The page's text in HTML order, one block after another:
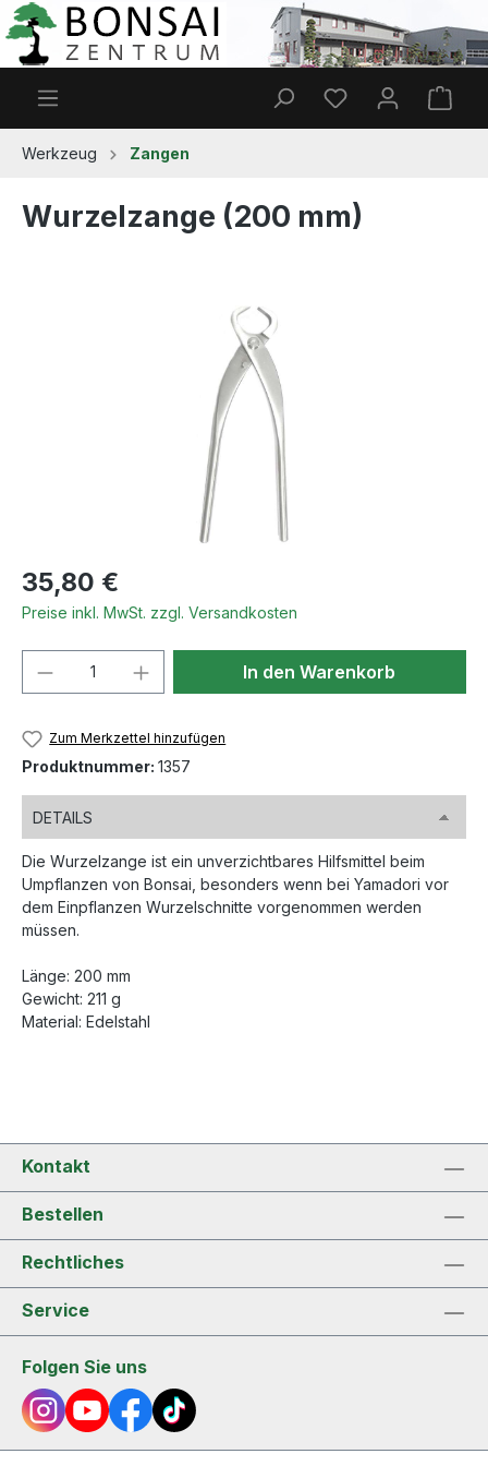
Zum Hauptinhalt springen
Du hast 0
Werkzeug Zangen
Wurzelzange (200 mm)
Regulärer Preis:
35,80 €
Preise inkl. MwSt. zzgl. Versandkosten
Produkt Anzahl: Gib denIn den Warenkorb
Zum Merkzettel hinzufügen
Produktnummer: 1357
DETAILS
Die Wurzelzange ist ein unverzichtbares Hilfsmittel beim
Umpflanzen von Bonsai, besonders wenn bei Yamadori vor
dem Einpflanzen Wurzelschnitte vorgenommen werden
müssen.
Länge: 200 mm
Gewicht: 211 g
Material: Edelstahl
Kontakt
Bestellen
Rechtliches
Service
Folgen Sie uns